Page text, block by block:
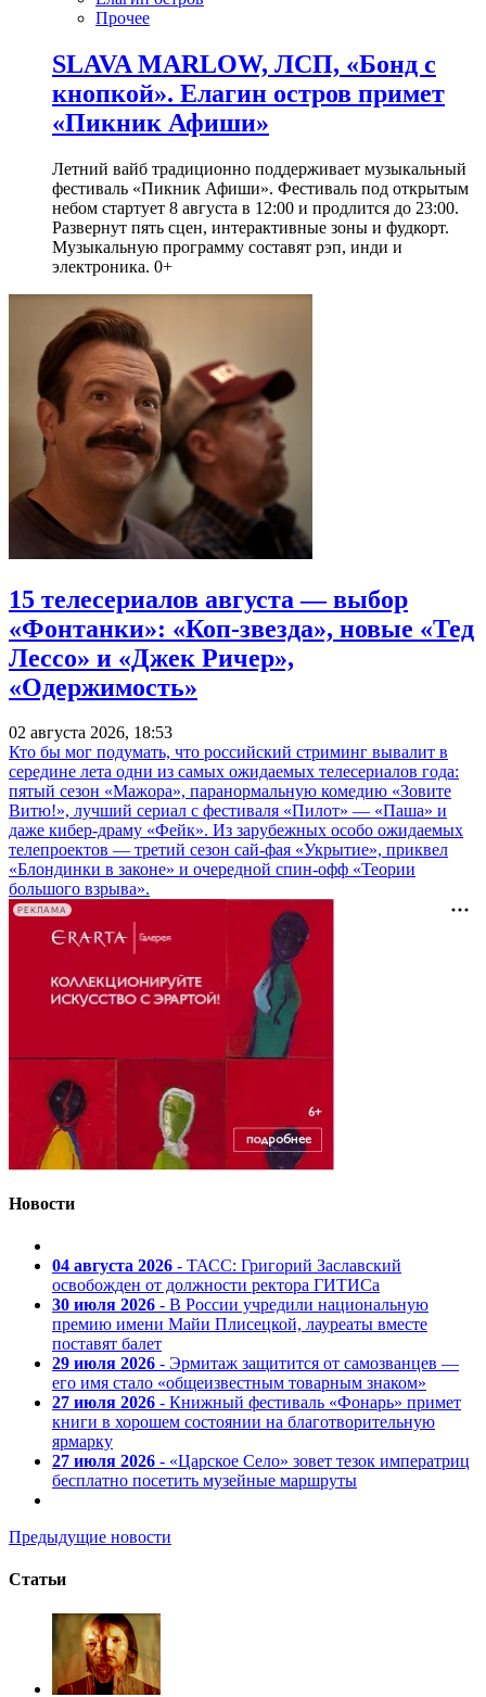
Прочее
SLAVA MARLOW, ЛСП, «Бонд с
кнопкой». Елагин остров примет
«Пикник Афиши»
Летний вайб традиционно поддерживает музыкальный
фестиваль «Пикник Афиши». Фестиваль под открытым
небом стартует 8 августа в 12:00 и продлится до 23:00.
Развернут пять сцен, интерактивные зоны и фудкорт.
Музыкальную программу составят рэп, инди и
электроника. 0+
15 телесериалов августа — выбор
«Фонтанки»: «Коп-звезда», новые «Тед
Лессо» и «Джек Ричер»,
«Одержимость»
02 августа 2026, 18:53
Кто бы мог подумать, что российский стриминг вывалит в
середине лета одни из самых ожидаемых телесериалов года:
пятый сезон «Мажора», паранормальную комедию «Зовите
Витю!», лучший сериал с фестиваля «Пилот» — «Паша» и
даже кибер-драму «Фейк». Из зарубежных особо ожидаемых
телепроектов — третий сезон сай-фая «Укрытие», приквел
«Блондинки в законе» и очередной спин-офф «Теории
большого взрыва».
РЕКЛАМА
Новости
04 августа 2026 - ТАСС: Григорий Заславский
освобожден от должности ректора ГИТИСа
30 июля 2026 - В России учредили национальную
премию имени Майи Плисецкой, лауреаты вместе
поставят балет
29 июля 2026 - Эрмитаж защитится от самозванцев —
его имя стало «общеизвестным товарным знаком»
27 июля 2026 - Книжный фестиваль «Фонарь» примет
книги в хорошем состоянии на благотворительную
ярмарку
27 июля 2026 - «Царское Село» зовет тезок императриц
бесплатно посетить музейные маршруты
Предыдущие новости
Статьи